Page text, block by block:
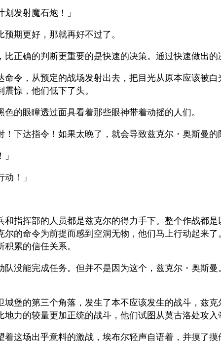
发射魔石炮！」
预期更好，那就再好不过了。
比正确的判断更重要的是快速的决策。通过快速做出
命令，从预定的战场发射出去，把目光从原本应该被
惊，他们低下了头。
色的眼瞳透过面具看着那些眼神带着动摇的人们。
！下达指令！如果太晚了，就会导致兹克尔・奥斯曼的
！」
和指挥部的人员都是兹克尔的得力手下。整个作战都
尔的命令为前提而感到空洞无物，他们马上行动起来
累的信任关系。
队没能完成任务。但并不是因为这个，兹克尔・奥斯
城堡的第三个角落，发生了本不应该发生的战斗，兹
地力的较量更加正统的战斗，他们试图从莫古洛处攻入
着这场出乎意料的激战，埃布尔轻声自语着，并摸了